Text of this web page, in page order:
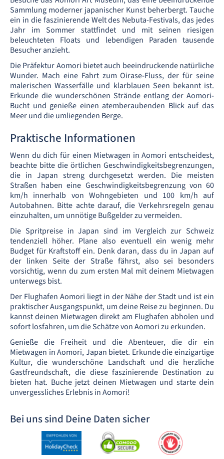
Sammlung moderner japanischer Kunst beherbergt. Tauche
ein in die faszinierende Welt des Nebuta-Festivals, das jedes
Jahr im Sommer stattfindet und mit seinen riesigen
beleuchteten Floats und lebendigen Paraden tausende
Besucher anzieht.
Die Präfektur Aomori bietet auch beeindruckende natürliche
Wunder. Mach eine Fahrt zum Oirase-Fluss, der für seine
malerischen Wasserfälle und klarblauen Seen bekannt ist.
Erkunde die wunderschönen Strände entlang der Aomori-
Bucht und genieße einen atemberaubenden Blick auf das
Meer und die umliegenden Berge.
Praktische Informationen
Wenn du dich für einen Mietwagen in Aomori entscheidest,
beachte bitte die örtlichen Geschwindigkeitsbegrenzungen,
die in Japan streng durchgesetzt werden. Die meisten
Straßen haben eine Geschwindigkeitsbegrenzung von 60
km/h innerhalb von Wohngebieten und 100 km/h auf
Autobahnen. Bitte achte darauf, die Verkehrsregeln genau
einzuhalten, um unnötige Bußgelder zu vermeiden.
Die Spritpreise in Japan sind im Vergleich zur Schweiz
tendenziell höher. Plane also eventuell ein wenig mehr
Budget für Kraftstoff ein. Denk daran, dass du in Japan auf
der linken Seite der Straße fährst, also sei besonders
vorsichtig, wenn du zum ersten Mal mit deinem Mietwagen
unterwegs bist.
Der Flughafen Aomori liegt in der Nähe der Stadt und ist ein
praktischer Ausgangspunkt, um deine Reise zu beginnen. Du
kannst deinen Mietwagen direkt am Flughafen abholen und
sofort losfahren, um die Schätze von Aomori zu erkunden.
Genieße die Freiheit und die Abenteuer, die dir ein
Mietwagen in Aomori, Japan bietet. Erkunde die einzigartige
Kultur, die wunderschöne Landschaft und die herzliche
Gastfreundschaft, die diese faszinierende Destination zu
bieten hat. Buche jetzt deinen Mietwagen und starte dein
unvergessliches Erlebnis in Aomori!
Bei uns sind Deine Daten sicher